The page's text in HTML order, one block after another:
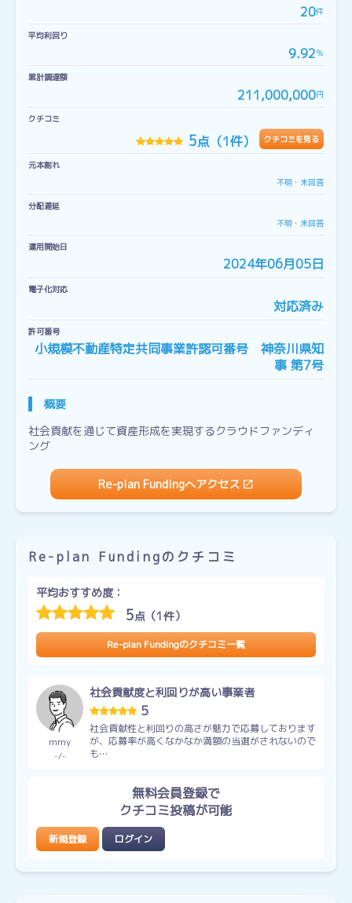
20件
平均利回り
9.92％
累計調達額
211,000,000円
クチコミ
5点（1件） クチコミを見る
元本割れ
不明・未回答
分配遅延
不明・未回答
運用開始日
2024年06月05日
電子化対応
対応済み
許可番号
小規模不動産特定共同事業許認可番号 神奈川県知
事 第7号
概要
社会貢献を通じて資産形成を実現するクラウドファンディ
ング
Re-plan Fundingへアクセス
Re-plan Fundingのクチコミ
平均おすすめ度：
5点（1件）
Re-plan Fundingのクチコミ一覧
mmy
- -
社会貢献度と利回りが高い事業者
5
社会貢献性と利回りの高さが魅力で応募しております
が、応募率が高くなかなか満額の当選がされないので
も…
無料会員登録で
クチコミ投稿が可能
新規登録 ログイン